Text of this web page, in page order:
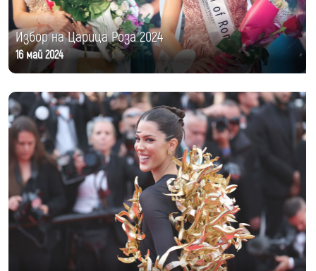
Избор на Царица Роза 2024
16 май 2024